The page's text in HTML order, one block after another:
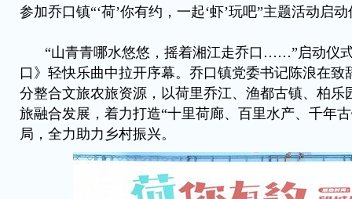
参加乔口镇“‘荷’你有约，一起‘虾’玩吧”主题活动启
“山青青哪水悠悠，摇着湘江走乔口……”启动仪
口》轻快乐曲中拉开序幕。乔口镇党委书记陈浪在
分整合文旅农旅资源，以荷里乔江、渔都古镇、柏乐
旅融合发展，着力打造“十里荷廊、百里水产、千年
局，全力助力乡村振兴。